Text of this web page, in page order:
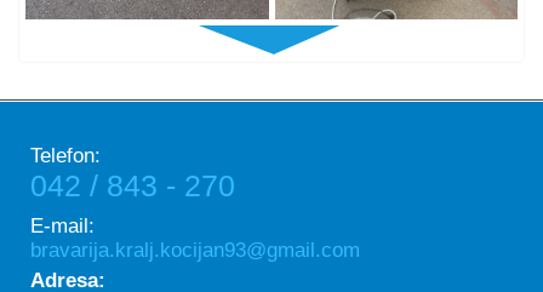
Telefon:
042 / 843 - 270
E-mail:
bravarija.kralj.kocijan93@gmail.com
Adresa: